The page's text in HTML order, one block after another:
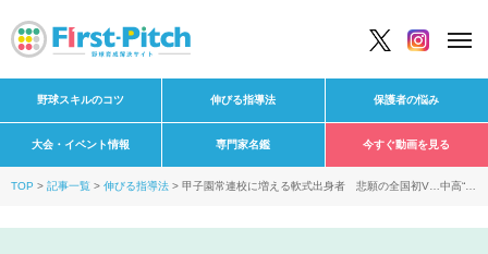
野球スキルのコツ 伸びる指導法 保護者の悩み
大会・イベント情報 専門家名鑑 今すぐ動画を見る
TOP 記事一覧 伸びる指導法
甲子園常連校に増える軟式出身者 悲願の全国初V…中高“6